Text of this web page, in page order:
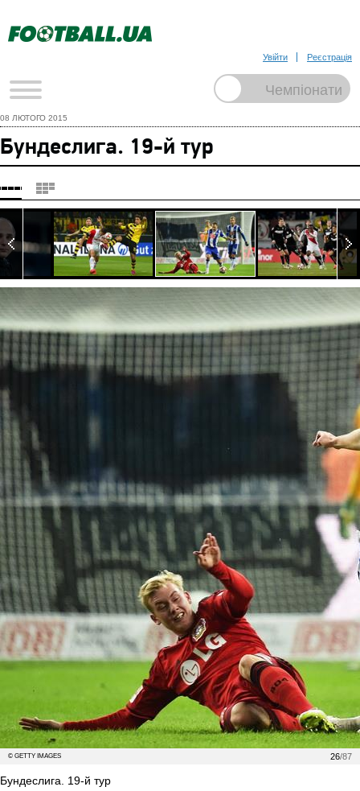
Увійти Реєстрація
08 ЛЮТОГО 2015
Бундеслига. 19-й тур
26/87
© GETTY IMAGES
Бундеслига. 19-й тур